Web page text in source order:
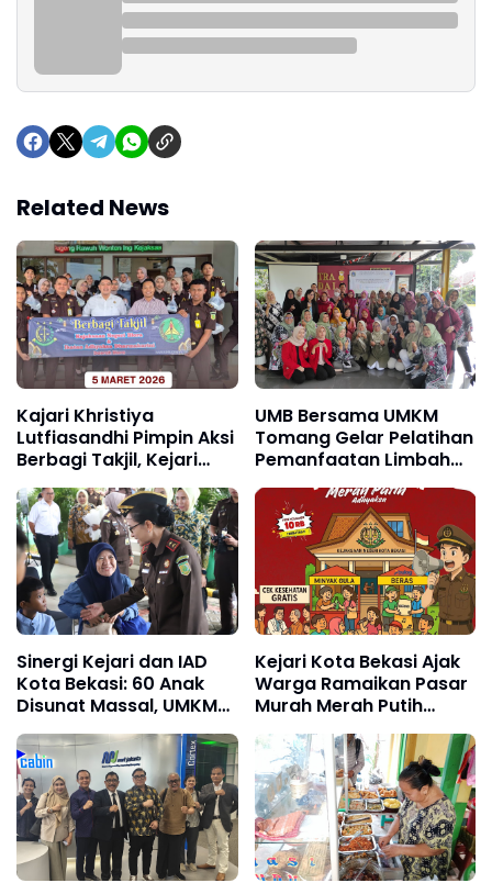
Related News
Kajari Khristiya
Lutfiasandhi Pimpin Aksi
Berbagi Takjil, Kejari
Blora Dekatkan Diri
dengan Masyarakat
Diawali Khatmil Quran
oleh Pegawai Muslim
UMB Bersama UMKM
Tomang Gelar Pelatihan
Pemanfaatan Limbah
untuk Meningkatkan
Ekonomi Keluarga
Sinergi Kejari dan IAD
Kota Bekasi: 60 Anak
Disunat Massal, UMKM
dan Donor Darah
Meriahkan Acara
Kejari Kota Bekasi Ajak
Warga Ramaikan Pasar
Murah Merah Putih
Adhyaksa 12 Agustus
2025